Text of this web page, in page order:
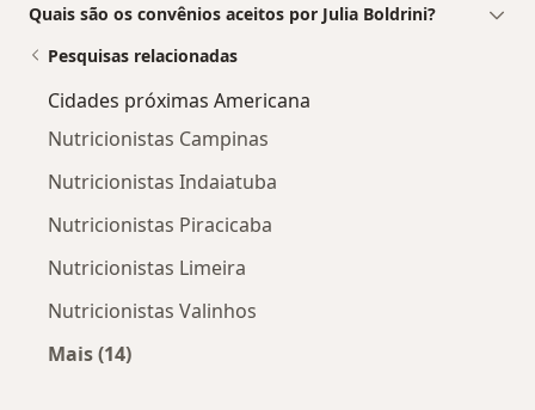
Quais são os convênios aceitos por Julia Boldrini?
Pesquisas relacionadas
Cidades próximas Americana
Nutricionistas Campinas
Nutricionistas Indaiatuba
Nutricionistas Piracicaba
Nutricionistas Limeira
Nutricionistas Valinhos
Mais (14)